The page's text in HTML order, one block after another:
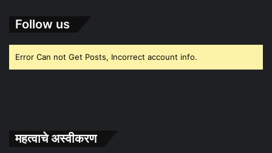
Follow us
Error Can not Get Posts, Incorrect account info.
महत्वाचे अस्वीकरण